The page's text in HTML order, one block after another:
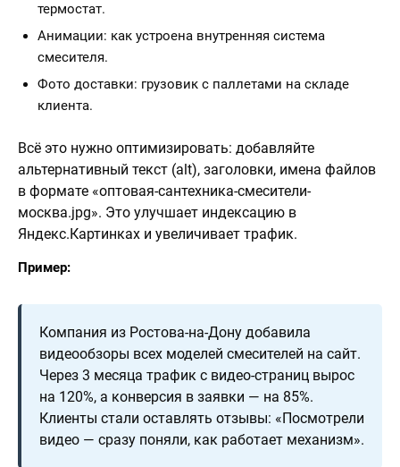
термостат.
Анимации: как устроена внутренняя система
смесителя.
Фото доставки: грузовик с паллетами на складе
клиента.
Всё это нужно оптимизировать: добавляйте
альтернативный текст (alt), заголовки, имена файлов
в формате «оптовая-сантехника-смесители-
москва.jpg». Это улучшает индексацию в
Яндекс.Картинках и увеличивает трафик.
Пример:
Компания из Ростова-на-Дону добавила
видеообзоры всех моделей смесителей на сайт.
Через 3 месяца трафик с видео-страниц вырос
на 120%, а конверсия в заявки — на 85%.
Клиенты стали оставлять отзывы: «Посмотрели
видео — сразу поняли, как работает механизм».